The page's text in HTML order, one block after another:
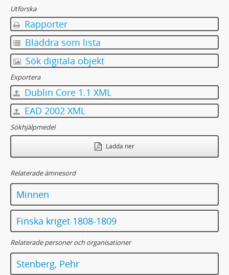
97 - RäkenskapsBok för Scholorna i Lappmarken 1847-1861
98 - Brev från Lars Levi Laestadius till professor Göran Wahlenberg, Uppsala 1807 - 1843 spridda år
99 - Prof Göran Wahlenberg (1780 - 1851), Uppsala
100 - Arjeplogs tingslags häradsrätts arkiv , protokoll vid urtima ting och extra förrättningar 1803
102 - Astrid Odstedts arkiv, Kirunaminnen
103 - Övertorneå tingslags häradsrätts arkiv
104 - 1919 års lappkommitté
105 - Södra Ångermanlands domsaga: Saköreslängder 1736-1770
106 - Skellefteå landsförsamlings kyrkoarkiv: Kyrkorådsprotokoll 1831-1895
107 - Krigsarkivets kart- och ritningssamling, valda delar
108 - Gävleborgs läns landskansli: Protokoll 1641-1820
109 - Topografiska kårens arkiv 1808-1811
110 - Sammanställning av avskrifter från Domböcker för Nordmalings socken 1547-1803
112 - Vadstenadiariet Diarium Vadstenense
113 - The Book of Jalãl and Jamãl
114 - Avskrifter av handlingar tillhörande Svanabyns byakista
115 - Skellefteå fattigvårdskommittés handlingar 1894 - 1898
116 - Kustbana genom Västerbottens län, utredning 1924
117 - Arvidsjaurs tingslags häradsrätts arkiv. Urval av handlingar rörande lappskatteland
Utforska
Rapporter
Bläddra som lista
Sök digitala objekt
Exportera
Dublin Core 1.1 XML
EAD 2002 XML
Sökhjälpmedel
Ladda ner
Relaterade ämnesord
Minnen
Finska kriget 1808-1809
Relaterade personer och organisationer
Stenberg, Pehr